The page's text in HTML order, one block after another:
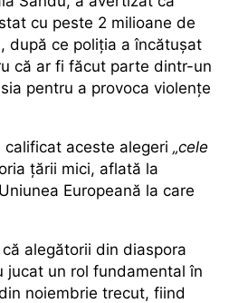
cu peste 2 milioane de
după ce poliția a încătușat
că ar fi făcut parte dintr-un
pentru a provoca violențe
calificat aceste alegeri„cele
țării mici, aflată la
Europeană la care
alegătorii din diaspora
jucat un rol fundamental în
noiembrie trecut, fiind